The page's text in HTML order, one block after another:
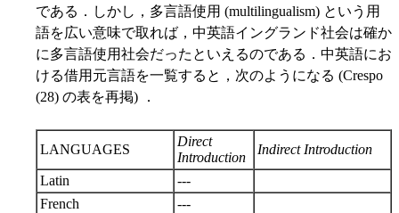
である．しかし，多言語使用 (multilingualism) という用
語を広い意味で取れば，中英語イングランド社会は確か
に多言語使用社会だったといえるのである．中英語にお
ける借用元言語を一覧すると，次のようになる (Crespo
(28) の表を再掲) ．
LANGUAGES
Direct
Introduction
Indirect Introduction
Latin
---
French
---